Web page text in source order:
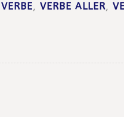
VERBE,VERBE ALLER,